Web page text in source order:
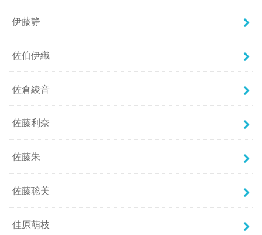
伊藤静
佐伯伊織
佐倉綾音
佐藤利奈
佐藤朱
佐藤聡美
佳原萌枝